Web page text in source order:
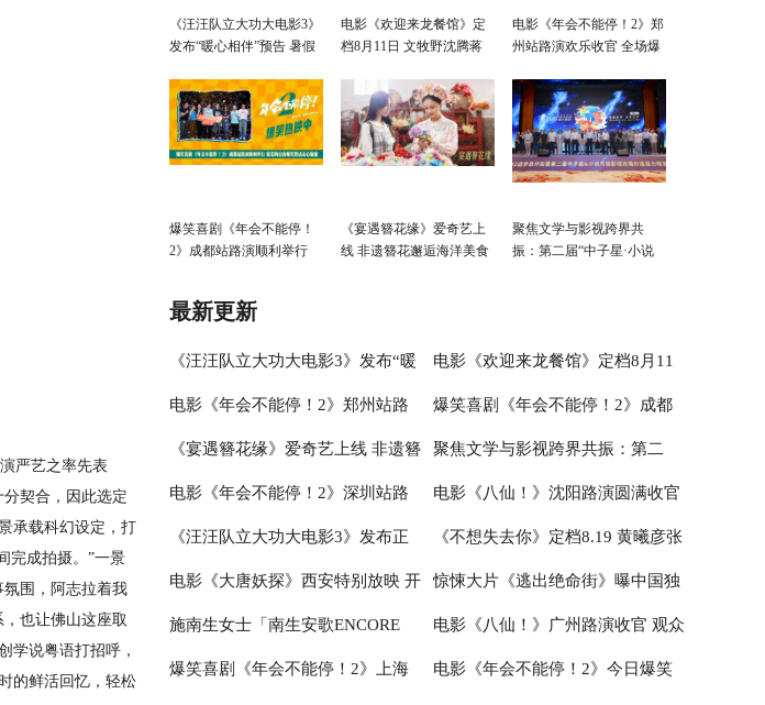
严艺之率先表
契合，因此选定
承载科幻设定，打
完成拍摄。”一景
围，阿志拉着我
也让佛山这座取
学说粤语打招呼，
的鲜活回忆，轻松
《汪汪队立大功大电影3》
发布“暖心相伴”预告 暑假
电影《欢迎来龙餐馆》定
档8月11日 文牧野沈腾蒋
电影《年会不能停！2》郑
州站路演欢乐收官 全场爆
爆笑喜剧《年会不能停！
2》成都站路演顺利举行
《宴遇簪花缘》爱奇艺上
线 非遗簪花邂逅海洋美食
聚焦文学与影视跨界共
振：第二届“中子星·小说
最新更新
《汪汪队立大功大电影3》发布“暖
心相伴”预告 暑假亲子观影首选
电影《欢迎来龙餐馆》定档8月11
日 文牧野沈腾蒋奇明带中餐闯中东
电影《年会不能停！2》郑州站路
演欢乐收官 全场爆笑不停共鸣不止
爆笑喜剧《年会不能停！2》成都
站路演顺利举行 张若昀白客爆笑整
活走心输出
《宴遇簪花缘》爱奇艺上线 非遗簪
花邂逅海洋美食
聚焦文学与影视跨界共振：第二
届“中子星·小说月报影视改编价值
潜力榜”在盐城揭晓
电影《年会不能停！2》深圳站路
演笑声不断 主创解读分享更多幕后
创作
电影《八仙！》沈阳路演圆满收官
主创与观众互赠“东北特色”惊喜
《汪汪队立大功大电影3》发布正
片片段 点映好评如潮线下人气爆棚
《不想失去你》定档8.19 黄曦彦张
祎曈演绎平凡生活里的光亮
电影《大唐妖探》西安特别放映 开
启古城合家欢奇幻冒险！
惊悚大片《逃出绝命街》曝中国独
家海报 恐龙步步紧逼压迫感拉满
施南生女士「南生安歌ENCORE
NANSUN」追思会今早举行
电影《八仙！》广州路演收官 观众
热情高涨主创收获“粤”式惊喜
爆笑喜剧《年会不能停！2》上海 电影《年会不能停！2》今日爆笑